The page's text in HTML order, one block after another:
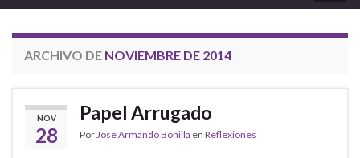
la
ARCHIVO DE NOVIEMBRE DE 2014
NOV
28
Papel Arrugado
Por Jose Armando Bonilla en Reflexiones